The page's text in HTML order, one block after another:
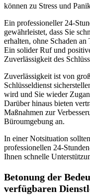
können zu Stress und
Ein professioneller 24-
gewährleistet, dass Sie
erhalten, ohne Schaden
Ein solider Ruf und
Zuverlässigkeit des
Zuverlässigkeit ist von
Schlüsseldienst
wird und Sie wieder
Darüber hinaus bieten
Maßnahmen zur
Büroumgebung an.
In einer Notsituation
professionellen 24-
Ihnen schnelle
Betonung der
verfügbaren